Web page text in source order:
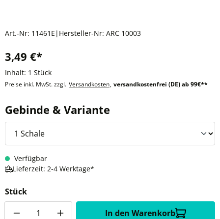
Art.-Nr: 11461E | Hersteller-Nr: ARC 10003
3,49 €*
Inhalt: 1 Stück
Preise inkl. MwSt. zzgl. Versandkosten, versandkostenfrei (DE) ab 99€**
Gebinde & Variante
Verfügbar
Lieferzeit: 2-4 Werktage*
Stück
In den Warenkorb